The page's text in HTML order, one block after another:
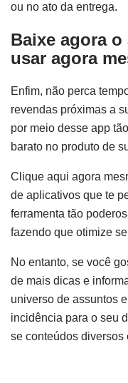
ou no ato da entrega.
Baixe agora
usar agora
Enfim, não perca
revendas próximas a
por meio desse app
barato no produto de
Clique aqui agora
de aplicativos que te
ferramenta tão
fazendo que otimize
No entanto, se você
de mais dicas e
universo de assuntos
incidência para o seu
se conteúdos diversos